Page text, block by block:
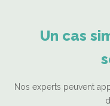
Un cas
Nos experts peuvent